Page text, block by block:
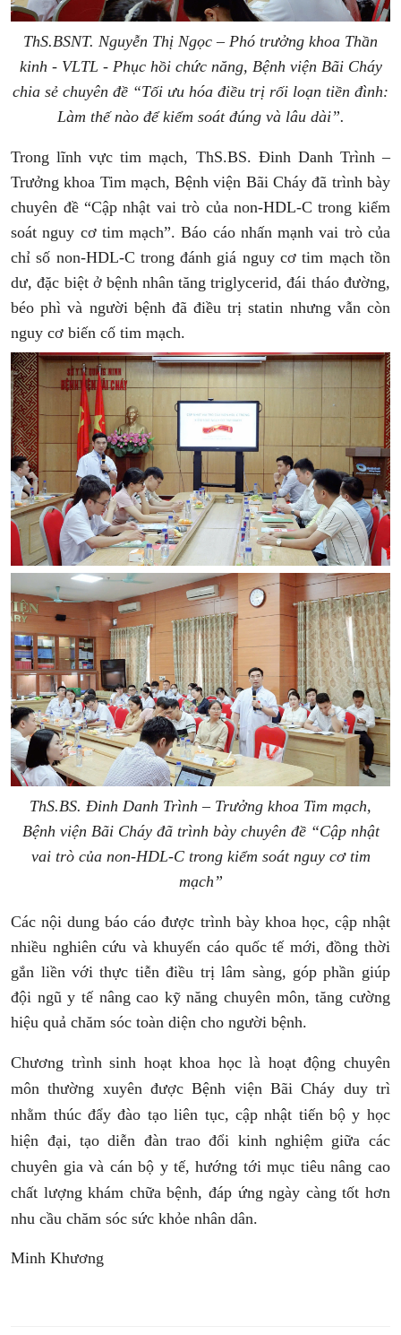
ThS.BSNT. Nguyễn Thị Ngọc – Phó trưởng khoa Thần
kinh - VLTL - Phục hồi chức năng, Bệnh viện Bãi Cháy
chia sẻ chuyên đề “Tối ưu hóa điều trị rối loạn tiền đình:
Làm thế nào để kiểm soát đúng và lâu dài”.
Trong lĩnh vực tim mạch, ThS.BS. Đinh Danh Trình –
Trưởng khoa Tim mạch, Bệnh viện Bãi Cháy đã trình bày
chuyên đề “Cập nhật vai trò của non-HDL-C trong kiểm
soát nguy cơ tim mạch”. Báo cáo nhấn mạnh vai trò của
chỉ số non-HDL-C trong đánh giá nguy cơ tim mạch tồn
dư, đặc biệt ở bệnh nhân tăng triglycerid, đái tháo đường,
béo phì và người bệnh đã điều trị statin nhưng vẫn còn
nguy cơ biến cố tim mạch.
ThS.BS. Đinh Danh Trình – Trưởng khoa Tim mạch,
Bệnh viện Bãi Cháy đã trình bày chuyên đề “Cập nhật
vai trò của non-HDL-C trong kiểm soát nguy cơ tim
mạch”
Các nội dung báo cáo được trình bày khoa học, cập nhật
nhiều nghiên cứu và khuyến cáo quốc tế mới, đồng thời
gắn liền với thực tiễn điều trị lâm sàng, góp phần giúp
đội ngũ y tế nâng cao kỹ năng chuyên môn, tăng cường
hiệu quả chăm sóc toàn diện cho người bệnh.
Chương trình sinh hoạt khoa học là hoạt động chuyên
môn thường xuyên đượcBệnh viện Bãi Cháy duy trì
nhằm thúc đẩy đào tạo liên tục, cập nhật tiến bộ y học
hiện đại, tạo diễn đàn trao đổi kinh nghiệm giữa các
chuyên gia và cán bộ y tế, hướng tới mục tiêu nâng cao
chất lượng khám chữa bệnh, đáp ứng ngày càng tốt hơn
nhu cầu chăm sóc sức khỏe nhân dân.
Minh Khương